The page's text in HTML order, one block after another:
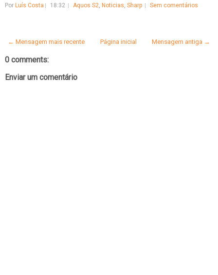
Por Luís Costa 18:32 Aquos S2, Noticias, Sharp Sem comentários
← Mensagem mais recente Mensagem antiga →
Página inicial
0 comments:
Enviar um comentário